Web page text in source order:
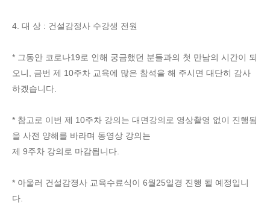
4. 대 상 : 건설감정사 수강생 전원
* 그동안 코로나19로 인해 궁금했던 분들과의 첫 만남의 시간이 되
오니, 금번 제 10주차 교육에 많은 참석을 해 주시면 대단히 감사
하겠습니다.
* 참고로 이번 제 10주차 강의는 대면강의로 영상촬영 없이 진행됨
을 사전 양해를 바라며 동영상 강의는
제 9주차 강의로 마감됩니다.
* 아울러 건설감졍사 교육수료식이 6월25일경 진행 될 예정입니
다.